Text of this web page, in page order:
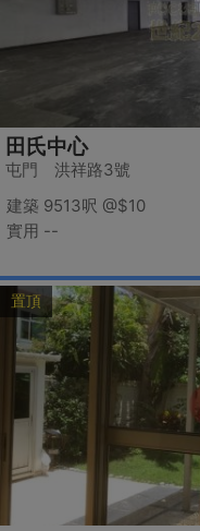
田氏中心
屯門 洪祥路3號
建築 9513呎 @$10
實用 --
置頂